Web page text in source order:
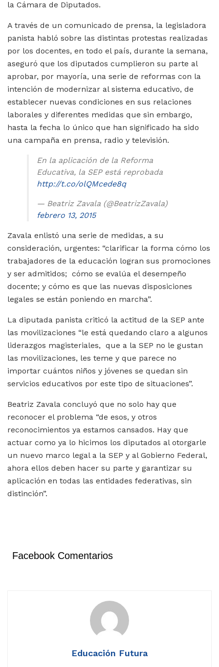
la Cámara de Diputados.
A través de un comunicado de prensa, la legisladora
panista habló sobre las distintas protestas realizadas
por los docentes, en todo el país, durante la semana,
aseguró que los diputados cumplieron su parte al
aprobar, por mayoría, una serie de reformas con la
intención de modernizar al sistema educativo, de
establecer nuevas condiciones en sus relaciones
laborales y diferentes medidas que sin embargo,
hasta la fecha lo único que han significado ha sido
una campaña en prensa, radio y televisión.
En la aplicación de la Reforma
Educativa, la SEP está reprobada
http://t.co/olQMcede8q
— Beatriz Zavala (@BeatrizZavala)
febrero 13, 2015
Zavala enlistó una serie de medidas, a su
consideración, urgentes: “clarificar la forma cómo los
trabajadores de la educación logran sus promociones
y ser admitidos; cómo se evalúa el desempeño
docente; y cómo es que las nuevas disposiciones
legales se están poniendo en marcha”.
La diputada panista criticó la actitud de la SEP ante
las movilizaciones “le está quedando claro a algunos
liderazgos magisteriales, que a la SEP no le gustan
las movilizaciones, les teme y que parece no
importar cuántos niños y jóvenes se quedan sin
servicios educativos por este tipo de situaciones”.
Beatriz Zavala concluyó que no solo hay que
reconocer el problema “de esos, y otros
reconocimientos ya estamos cansados. Hay que
actuar como ya lo hicimos los diputados al otorgarle
un nuevo marco legal a la SEP y al Gobierno Federal,
ahora ellos deben hacer su parte y garantizar su
aplicación en todas las entidades federativas, sin
distinción”.
Facebook Comentarios
Educación Futura